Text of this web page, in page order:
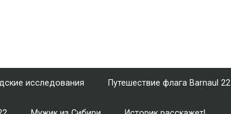
исследования Путешествие флага Barnaul 22